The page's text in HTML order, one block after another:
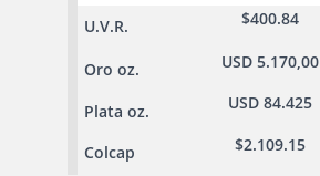
U.V.R.
$400.84
Oro oz. USD 5.170,00
Plata oz. USD 84.425
Colcap $2.109.15